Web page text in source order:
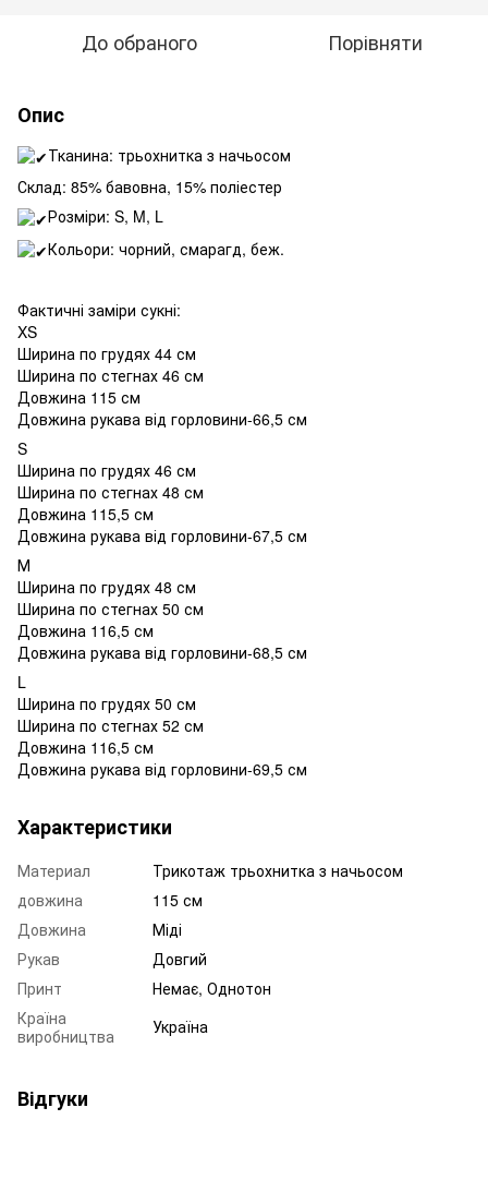
До обраного Порівняти
Опис
Тканина: трьохнитка з начьосом
Склад: 85% бавовна, 15% поліестер
Розміри: S, M, L
Кольори: чорний, смарагд, беж.
Фактичні заміри сукні:
XS
Ширина по грудях 44 см
Ширина по стегнах 46 см
Довжина 115 см
Довжина рукава від горловини-66,5 см
S
Ширина по грудях 46 см
Ширина по стегнах 48 см
Довжина 115,5 см
Довжина рукава від горловини-67,5 см
М
Ширина по грудях 48 см
Ширина по стегнах 50 см
Довжина 116,5 см
Довжина рукава від горловини-68,5 см
L
Ширина по грудях 50 см
Ширина по стегнах 52 см
Довжина 116,5 см
Довжина рукава від горловини-69,5 см
Характеристики
Материал
Трикотаж трьохнитка з начьосом
довжина
115 см
Довжина
Міді
Рукав
Довгий
Принт
Немає, Однотон
Країна
виробництва
Україна
Відгуки